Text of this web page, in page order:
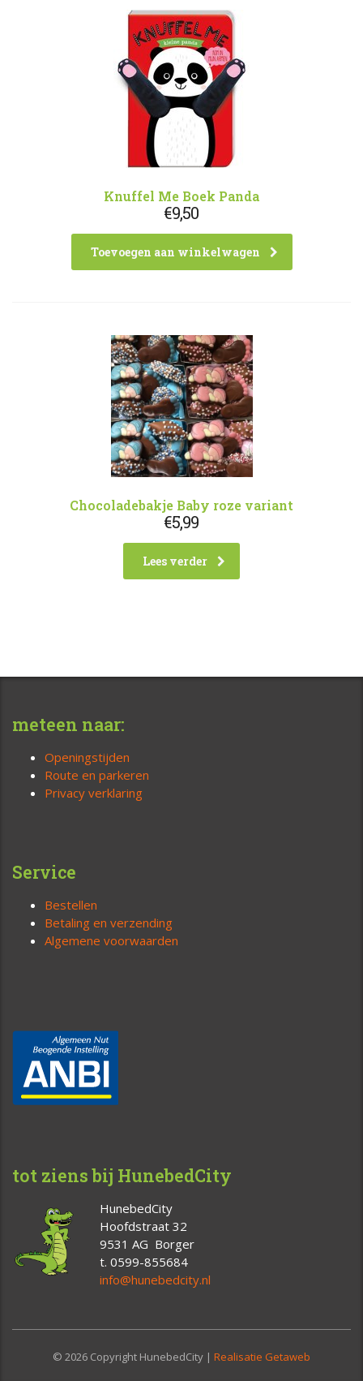
Knuffel Me Boek Panda
€9,50
Toevoegen aan winkelwagen
Chocoladebakje Baby roze variant
€5,99
Lees verder
meteen naar:
Openingstijden
Route en parkeren
Privacy verklaring
Service
Bestellen
Betaling en verzending
Algemene voorwaarden
tot ziens bij HunebedCity
HunebedCity
Hoofdstraat 32
9531 AG Borger
t. 0599-855684
info@hunebedcity.nl
© 2026 Copyright HunebedCity | Realisatie Getaweb